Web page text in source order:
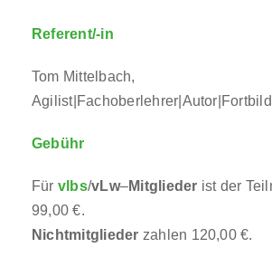
Referent/-in
Tom Mittelbach,
Gebühr
Für vlbs/vLw–Mitglieder ist der
99,00 €.
Nichtmitglieder zahlen 120,00 €.